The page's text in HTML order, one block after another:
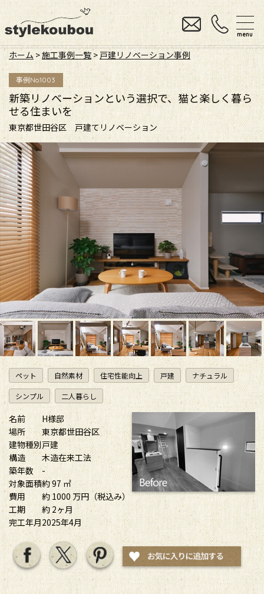
menu
ホーム >施工事例一覧> 戸建リノベーション事例
事例No.1003
新築リノベーションという選択で、猫と楽しく暮ら
せる住まいを
東京都世田谷区 戸建てリノベーション
ペット 自然素材 住宅性能向上 戸建 ナチュラル
シンプル 二人暮らし
名前
H様邸
場所
東京都世田谷区
建物種別戸建
構造
木造在来工法
築年数
-
対象面積約 97 ㎡
費用
約 1000 万円（税込み）
工期
約 2ヶ月
完工年月2025年4月